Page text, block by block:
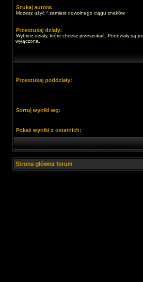
Szukaj autora:
Możesz użyć * zamiast dowolnego ciągu znaków.
Przeszukaj działy:
Wybierz działy, które chcesz przeszukać. Poddziały są
wyłączona.
Przeszukaj poddziały:
Sortuj wyniki wg:
Pokaż wyniki z ostatnich:
Strona główna forum